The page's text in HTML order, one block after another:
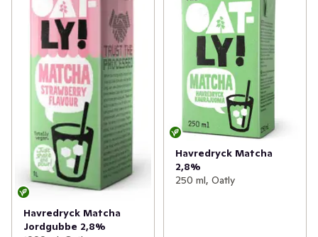
Havredryck Matcha
Jordgubbe 2,8%
Havredryck Matcha
2,8%
250 ml, Oatly